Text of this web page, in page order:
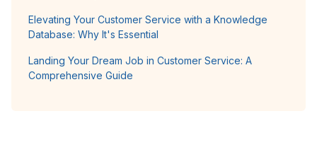
Elevating Your Customer Service with a Knowledge
Database: Why It's Essential
Landing Your Dream Job in Customer Service: A
Comprehensive Guide